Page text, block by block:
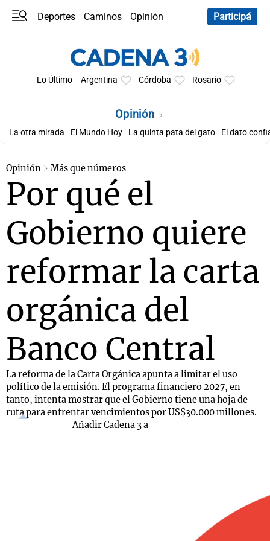
Deportes Caminos
Opinión
Participá
Lo Último Argentina Córdoba Rosario
Opinión
La otra mirada El Mundo Hoy La quinta pata del gato El dato
Opinión Más que números
Por qué el
Gobierno quiere
reformar la carta
orgánica del
Banco Central
La reforma de la Carta Orgánica apunta a limitar el uso
político de la emisión. El programa financiero 2027, en
tanto, intenta mostrar que el Gobierno tiene una hoja de
ruta para enfrentar vencimientos por US$30.000 millones.
Añadir Cadena 3 a